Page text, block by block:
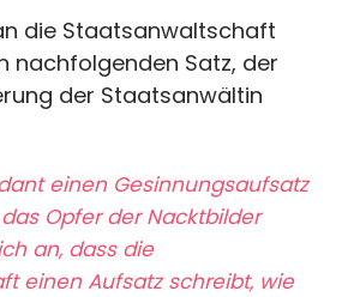
die Staatsanwaltschaft
nachfolgenden Satz, der
der Staatsanwältin
einen Gesinnungsaufsatz
Opfer der Nacktbilder
an, dass die
einen Aufsatz schreibt, wie